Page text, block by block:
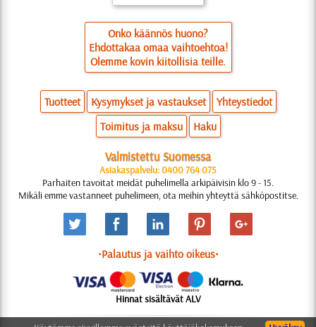
Onko käännös huono?
Ehdottakaa omaa vaihtoehtoa!
Olemme kovin kiitollisia teille.
Tuotteet Kysymykset ja vastaukset
Yhteystiedot
Toimitus ja maksu
Haku
Valmistettu Suomessa
Asiakaspalvelu: 0400 764 075
Parhaiten tavoitat meidät puhelimella arkipäivisin klo 9 - 15.
Mikäli emme vastanneet puhelimeen, ota meihin yhteyttä sähköpostitse.
•Palautus ja vaihto oikeus•
Hinnat sisältävät ALV